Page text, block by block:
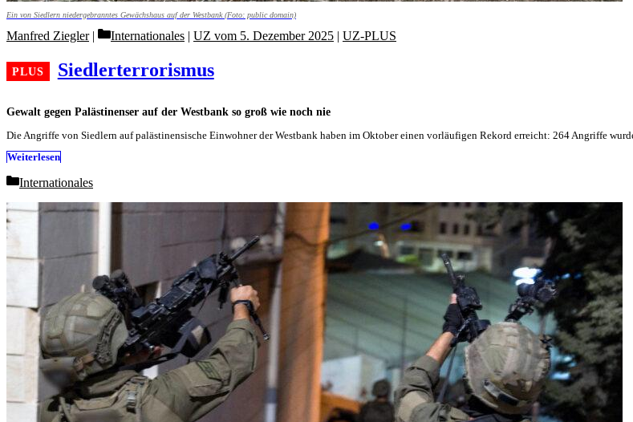
Ein von Siedlern niedergebranntes Gewächshaus auf der Westbank (Foto: public domain)
Gewalt gegen Palästinenser auf der Westbank so groß wie noch nie
Siedlerterrorismus
Manfred Ziegler Categories
Internationales | UZ vom 5. Dezember 2025 | UZ-PLUS
Die Angriffe von Siedlern auf palästinensische Einwohner der Westbank haben im Oktober einen vorläufigen Rekord erreicht: 264 Angriffe
Weiterlesen
Categories
Internationales